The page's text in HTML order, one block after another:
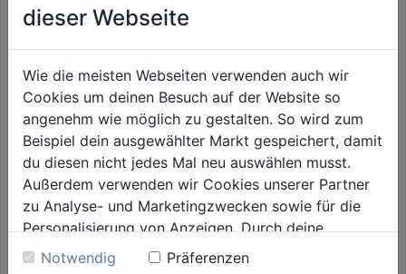
Spiralschlauch 2,5m
0.0
von38,99€
Verlängerungsrohr Messing
ausziehbar 80 - 150cm
0.0
von
43,59€
dieser Webseite
Wie die meisten Webseiten verwenden auch wir
Cookies um deinen Besuch auf der Website so
angenehm wie möglich zu gestalten. So wird zum
Beispiel dein ausgewählter Markt gespeichert, damit
du diesen nicht jedes Mal neu auswählen musst.
Außerdem verwenden wir Cookies unserer Partner
zu Analyse- und Marketingzwecken sowie für die
Personalisierung von Anzeigen. Durch deine
Einwilligung werden die Daten von Drittanbieter,
Notwendig
Präferenzen